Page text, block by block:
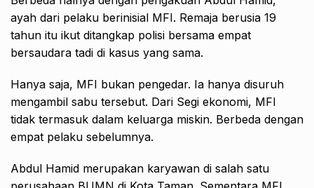
ayah dari pelaku berinisial MFI. Remaja berusia 19
tahun itu ikut ditangkap polisi bersama empat
bersaudara tadi di kasus yang sama.
Hanya saja, MFI bukan pengedar. Ia hanya disuruh
mengambil sabu tersebut. Dari Segi ekonomi, MFI
tidak termasuk dalam keluarga miskin. Berbeda dengan
empat pelaku sebelumnya.
Abdul Hamid merupakan karyawan di salah satu